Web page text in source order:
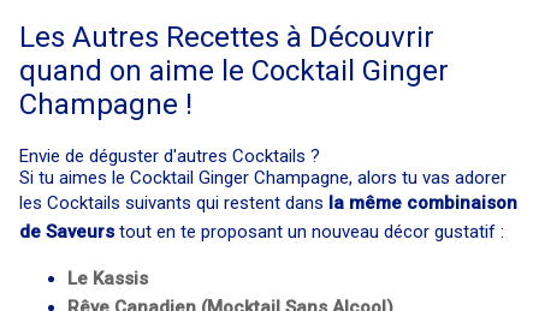
Les Autres Recettes à Découvrir
quand on aime le Cocktail Ginger
Champagne !
Envie de déguster d'autres Cocktails ?
Si tu aimes le Cocktail Ginger Champagne, alors tu vas adorer
les Cocktails suivants qui restent dans la même combinaison
de Saveurs tout en te proposant un nouveau décor gustatif :
Le Kassis